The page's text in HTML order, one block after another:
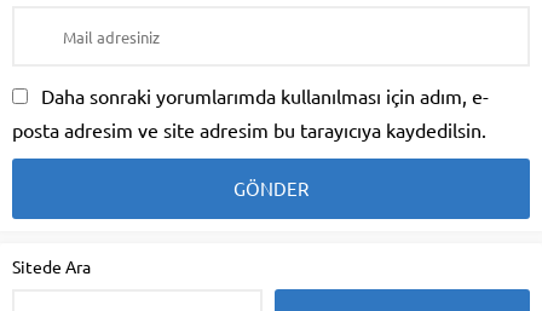
Daha sonraki yorumlarımda kullanılması için adım, e-
posta adresim ve site adresim bu tarayıcıya kaydedilsin.
Sitede Ara